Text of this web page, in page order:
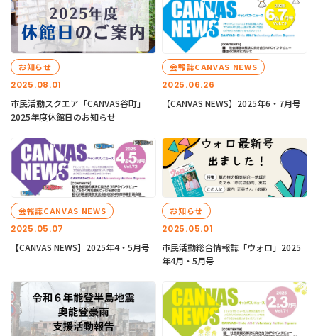
2025.08.01
お知らせ
市民活動スクエア「CANVAS谷町」
2025年度休館日のお知らせ
2025.06.26
会報誌CANVAS NEWS
【CANVAS NEWS】2025年6・7月号
2025.05.07
会報誌CANVAS NEWS
【CANVAS NEWS】2025年4・5月号
2025.05.01
お知らせ
市民活動総合情報誌「ウォロ」2025
年4月・5月号